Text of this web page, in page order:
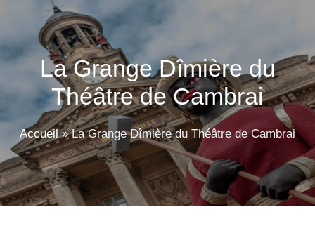
La Grange Dîmière du
Théâtre de Cambrai
Accueil»La Grange Dîmière du Théâtre de Cambrai